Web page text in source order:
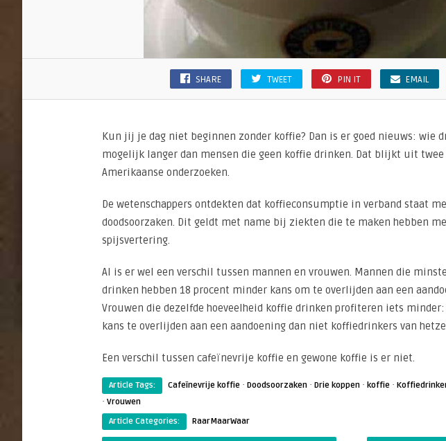
SHARE TWEET PIN IT EMAIL
Kun jij je dag niet beginnen zonder koffie? Dan is er goed nieuws: wie
mogelijk langer dan mensen die geen koffie drinken. Dat blijkt uit twee
Amerikaanse onderzoeken.
De wetenschappers ontdekten dat koffieconsumptie in verband staat
doodsoorzaken. Dit geldt met name bij ziekten die te maken hebben
spijsvertering.
Al is er wel een verschil tussen mannen en vrouwen. Mannen die
drinken hebben 18 procent minder kans om te overlijden aan een
Vrouwen die dezelfde hoeveelheid koffie drinken profiteren iets
kans te overlijden aan een aandoening dan niet koffiedrinkers van
Een verschil tussen cafeïnevrije koffie en gewone koffie is er niet.
Article Tags: Cafeïnevrije koffie · Doodsoorzaken · Drie koppen · koffie ·
· Vrouwen
Article Categories:
RaarMaarWaar